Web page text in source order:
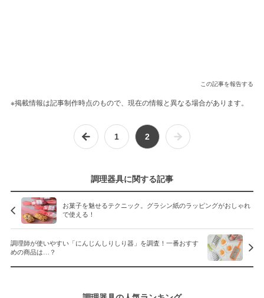
この記事を報告する
※掲載情報は記事制作時点のもので、現在の情報と異なる場合があります。
1 2
調理器具に関する記事
お菓子を魅せるテクニック。グラシン紙のラッピングがおしゃれ
で使える！
調理師が使いやすい「にんじんしりしり器」を調査！一番おすす
めの商品は…？